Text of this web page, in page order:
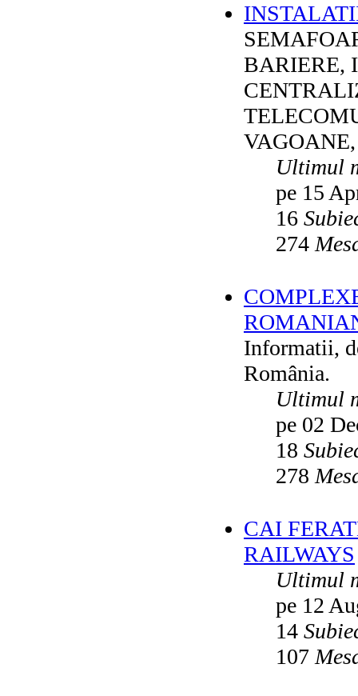
BARIERE,
Ultimul
pe 15
16
274
Informatii,
România.
Ultimul
pe 02
18
278
CAI
RAILWAYS
Ultimul
pe 12
14
107